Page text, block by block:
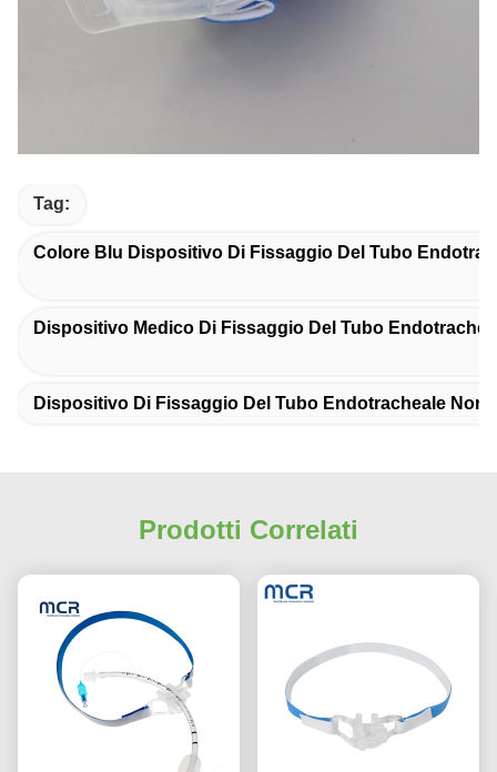
Tag:
Colore Blu Dispositivo Di Fissaggio Del Tubo
Dispositivo Medico Di Fissaggio Del Tubo
Dispositivo Di Fissaggio Del Tubo Endotracheale Non
Prodotti Correlati